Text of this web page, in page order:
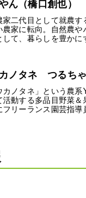
ん（橋口創也）
家二代目として就農す
農家に転向。自然農
して、暮らしを豊か
ノタネ つるち
カノタネ」という農
活動する多品目野菜＆
フリーランス園芸指導